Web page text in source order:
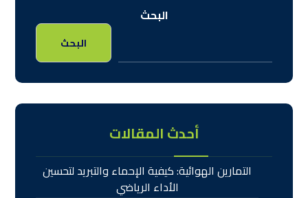
البحث
البحث
أحدث المقالات
التمارين الهوائية: كيفية الإحماء والتبريد لتحسين
الأداء الرياضي